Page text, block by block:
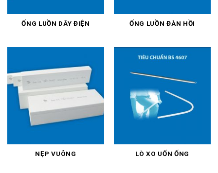
ỐNG LUỒN DÂY ĐIỆN ỐNG LUỒN ĐÀN HỒI
NẸP VUÔNG LÒ XO UỐN ỐNG